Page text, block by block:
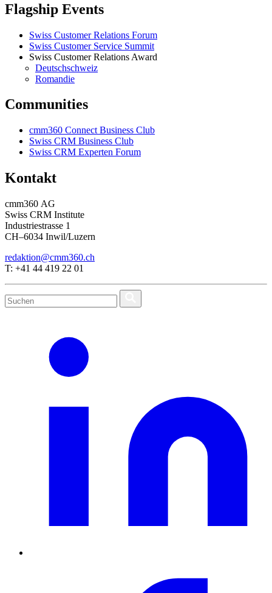
Flagship Events
Swiss Customer Relations Forum
Swiss Customer Service Summit
Swiss Customer Relations Award
Deutschschweiz
Romandie
Communities
cmm360 Connect Business Club
Swiss CRM Business Club
Swiss CRM Experten Forum
Kontakt
cmm360 AG
Swiss CRM Institute
Industriestrasse 1
CH–6034 Inwil/Luzern
redaktion@cmm360.ch
T: +41 44 419 22 01